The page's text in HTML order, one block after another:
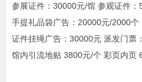
参展证件：30000元/馆 参观证件：
手提礼品袋广告：20000元/2000个
证件挂绳广告：30000元 派发门票
馆内引流地贴 3800元/个 彩页内页